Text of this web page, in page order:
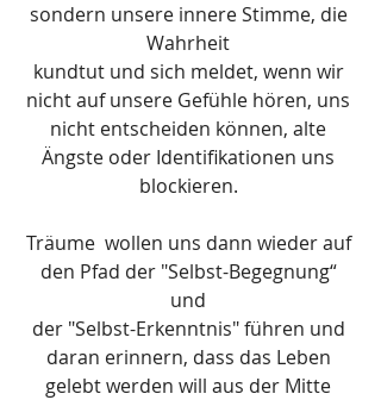
sondern unsere innere Stimme, die
Wahrheit
kundtut und sich meldet, wenn wir
nicht auf unsere Gefühle hören, uns
nicht entscheiden können, alte
Ängste oder Identifikationen uns
blockieren.
Träume  wollen uns dann wieder auf
den Pfad der "Selbst-Begegnung“
und
der "Selbst-Erkenntnis" führen und
daran erinnern, dass das Leben
gelebt werden will aus der Mitte